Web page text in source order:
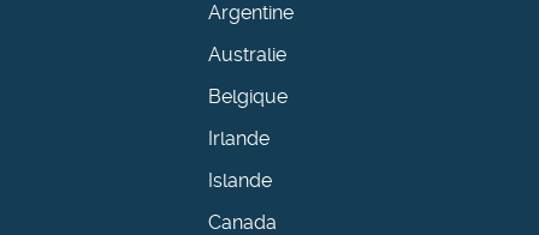
Argentine
Australie
Belgique
Irlande
Islande
Canada